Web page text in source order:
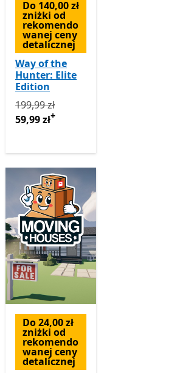
w aplikacji
43,74 zł
Do 140,00 zł
zniżki od
rekomendo
wanej ceny
detalicznej
Way of the
Hunter: Elite
Edition
Pierwotnie 199,99 zł teraz 59,99 zł
199,99 zł
59,99 zł+
Do 24,00 zł
zniżki od
rekomendo
wanej ceny
detalicznej